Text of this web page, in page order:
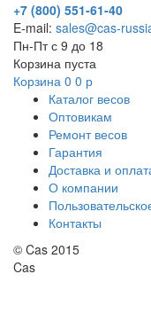
+7 (800) 551-61-40
E-mail: sales@cas-
Пн-Пт с 9 до 18
Корзина пуста
Корзина 0 0 р
Каталог весов
Оптовикам
Ремонт весов
Гарантия
Доставка и
О компании
Контакты
© Cas 2015
Cas